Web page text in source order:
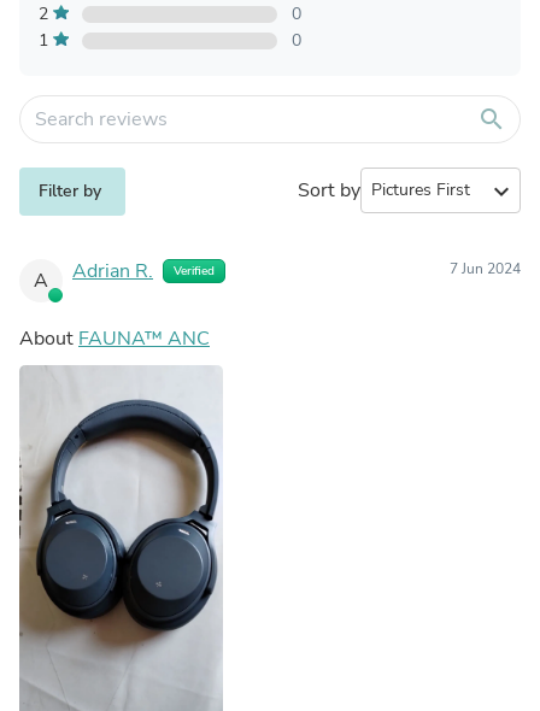
2
0
1
0
search
Filter by Sort by expand_more
A Adrian R. Verified 7 Jun 2024
About FAUNA™ ANC